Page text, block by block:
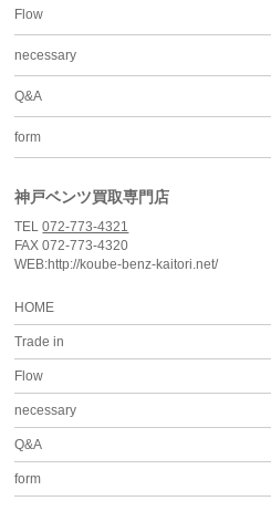
Flow
necessary
Q&A
form
神戸ベンツ買取専門店
TEL072-773-4321
FAX 072-773-4320
WEB:http://koube-benz-kaitori.net/
HOME
Trade in
Flow
necessary
Q&A
form